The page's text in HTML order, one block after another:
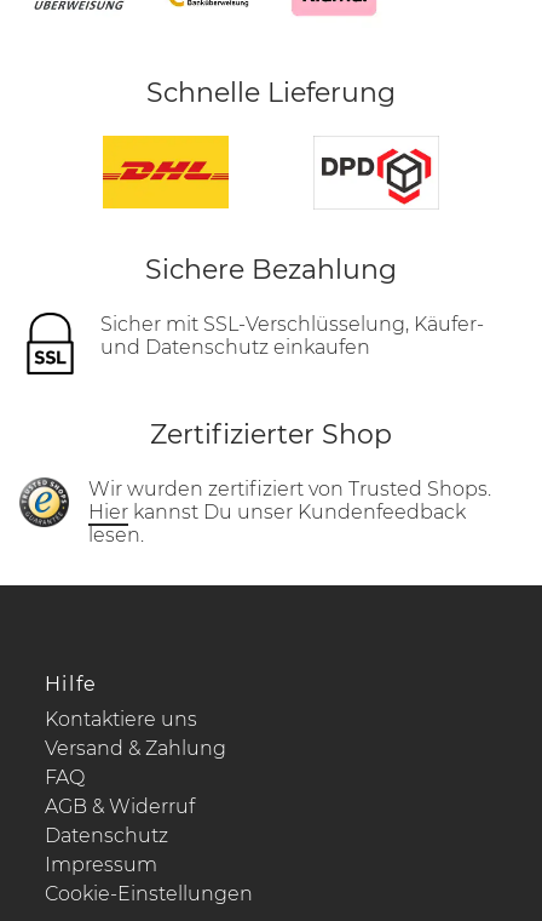
Schnelle Lieferung
Sichere Bezahlung
Sicher mit SSL-Verschlüsselung, Käufer-
und Datenschutz einkaufen
Zertifizierter Shop
Wir wurden zertifiziert von Trusted Shops.
Hier kannst Du unser Kundenfeedback
lesen.
Hilfe
Kontaktiere uns
Versand & Zahlung
FAQ
AGB & Widerruf
Datenschutz
Impressum
Cookie-Einstellungen